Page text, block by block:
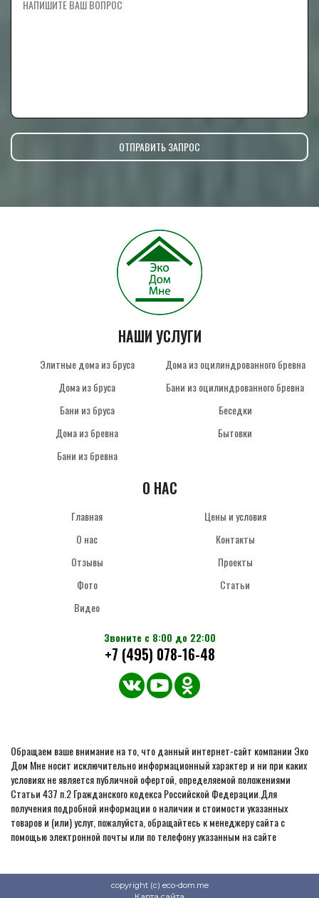
НАШИ УСЛУГИ
Элитные дома из бруса
Дома из бруса
Бани из бруса
Дома из бревна
Бани из бревна
Дома из оцилиндрованного бревна
Бани из оцилиндрованного бревна
Беседки
Бытовки
О НАС
Главная
О нас
Отзывы
Фото
Видео
Цены и условия
Контакты
Проекты
Статьи
Звоните с 8:00 до 22:00
+7 (495) 078-16-48
Обращаем ваше внимание на то, что данный интернет-сайт компании Эко
Дом Мне носит исключительно информационный характер и ни при каких
условиях не является публичной офертой, определяемой положениями
Статьи 437 п.2 Гражданского кодекса Российской Федерации.Для
получения подробной информации о наличии и стоимости указанных
товаров и (или) услуг, пожалуйста, обращайтесь к менеджеру сайта с
помощью электронной почты или по телефону указанным на сайте
copyright (c) eco-dom.me